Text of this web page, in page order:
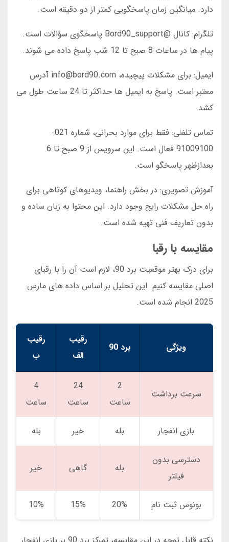
دارد. میانگین زمان پاسخگویی کمتر از دو دقیقه است.
تلگرام: کانال @Bord90_support پاسخگوی سؤالات است.
پیام ها در ساعات 8 صبح تا 12 شب پاسخ داده می شوند.
ایمیل: برای مشکلات پیچیده، info@bord90.com آدرس
معتبر است. پاسخ به ایمیل ها حداکثر تا 24 ساعت طول می
کشد.
تماس تلفنی: فقط برای موارد بحرانی، شماره 021-
91009100 فعال است. این سرویس از 9 صبح تا 6
بعدازظهر پاسخگو است.
آموزش تصویری: در بخش راهنما، ویدیوهای کوتاهی برای
راه حل مشکلات رایج وجود دارد. این محتوا به زبان ساده و
بدون تعاریف فنی تهیه شده است.
مقایسه با رقبا
برای درک بهتر موقعیت برد 90، لازم است آن را با رقبای
اصلی مقایسه کنیم. این تحلیل بر اساس داده های مارس
2025 انجام شده است.
ویژگی برد 90
رقیب
الف
رقیب
ب
سرعت برداشت
2
ساعت
24
ساعت
4
ساعت
بازی انفجار بله خیر بله
دسترسی بدون
فیلتر
بله گاهی خیر
بونوس ثبت نام 20%
15%
10%